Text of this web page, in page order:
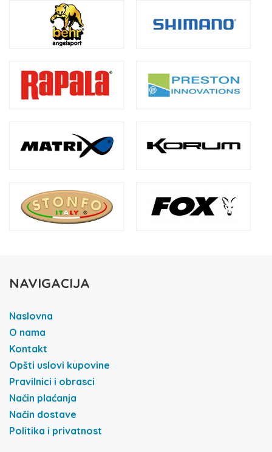
NAVIGACIJA
Naslovna
O nama
Kontakt
Opšti uslovi kupovine
Pravilnici i obrasci
Način plaćanja
Način dostave
Politika i privatnost